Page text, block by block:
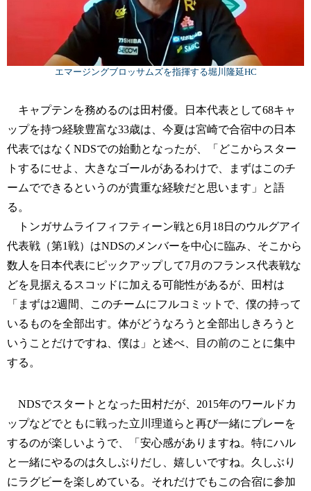
エマージングブロッサムズを指揮する堀川隆延HC
キャプテンを務めるのは田村優。日本代表として68キャ
ップを持つ経験豊富な33歳は、今夏は宮崎で合宿中の日本
代表ではなくNDSでの始動となったが、「どこからスター
トするにせよ、大きなゴールがあるわけで、まずはこのチ
ームでできるというのが貴重な経験だと思います」と語
る。
トンガサムライフィフティーン戦と6月18日のウルグアイ
代表戦（第1戦）はNDSのメンバーを中心に臨み、そこから
数人を日本代表にピックアップして7月のフランス代表戦な
どを見据えるスコッドに加える可能性があるが、田村は
「まずは2週間、このチームにフルコミットで、僕の持って
いるものを全部出す。体がどうなろうと全部出しきろうと
いうことだけですね、僕は」と述べ、目の前のことに集中
する。
NDSでスタートとなった田村だが、2015年のワールドカ
ップなどでともに戦った立川理道らと再び一緒にプレーを
するのが楽しいようで、「安心感がありますね。特にハル
と一緒にやるのは久しぶりだし、嬉しいですね。久しぶり
にラグビーを楽しめている。それだけでもこの合宿に参加